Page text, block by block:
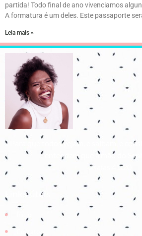
partida! Todo final de ano vivenciamos
A formatura é um deles. Este passaporte
Leia mais »
Para que todos vejam, e saibam, e
entendam que a mão do
Isaías 41:20
Links úteis
Contato